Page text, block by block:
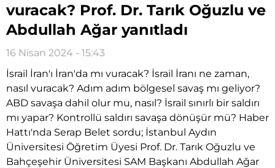
vuracak? Prof. Dr. Tarık Oğuzlu ve
Abdullah Ağar yanıtladı
16 Nisan 2024 - 15:43
İsrail İran'ı İran'da mı vuracak? İsrail İranı ne zaman,
nasıl vuracak? Adım adım bölgesel savaş mı geliyor?
ABD savaşa dahil olur mu, nasıl? İsrail sınırlı bir saldırı
mı yapar? Kontrollü saldırı savaşa dönüşür mü? Haber
Hattı'nda Serap Belet sordu; İstanbul Aydın
Üniversitesi Öğretim Üyesi Prof. Dr. Tarık Oğuzlu ve
Bahçeşehir Üniversitesi SAM Başkanı Abdullah Ağar